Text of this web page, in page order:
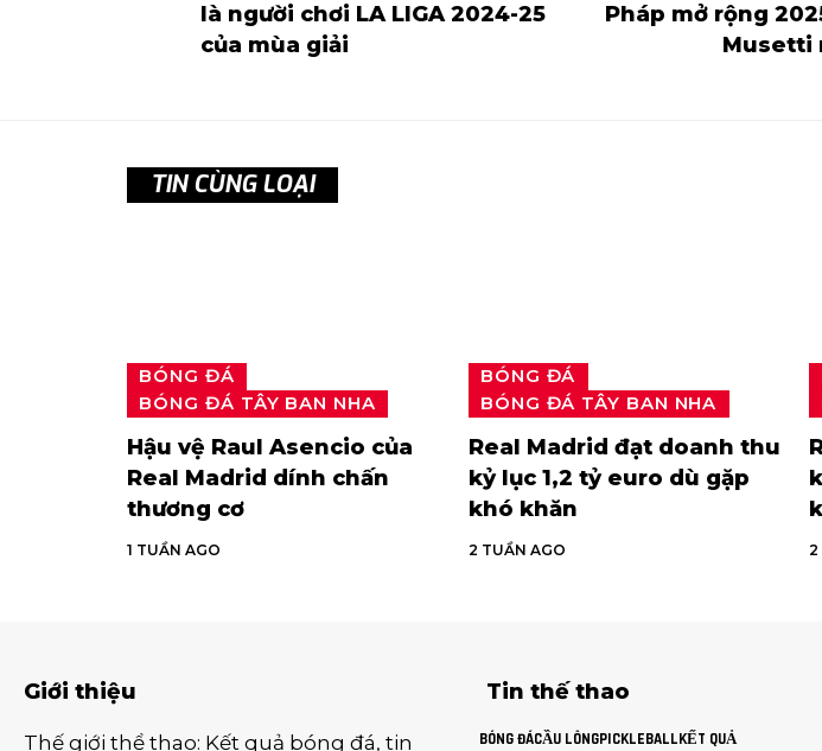
là người chơi LA LIGA 2024-25
của mùa giải
Pháp mở rộng
Musetti
TIN CÙNG LOẠI
BÓNG ĐÁ
BÓNG ĐÁ TÂY BAN NHA
Hậu vệ Raul Asencio của
Real Madrid dính chấn
thương cơ
1 TUẦN AGO
BÓNG ĐÁ
BÓNG ĐÁ TÂY BAN NHA
Real Madrid đạt doanh thu
kỷ lục 1,2 tỷ euro dù gặp
khó khăn
2 TUẦN AGO 2
Giới thiệu
Thế giới thể thao: Kết quả bóng đá, tin
Tin thế thao
BÓNG ĐÁCẦU LÔNGPICKLEBALLKẾT QUẢ